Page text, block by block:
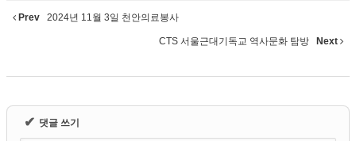
Prev 2024년 11월 3일 천안의료봉사
CTS 서울근대기독교 역사문화 탐방 Next
✔ 댓글 쓰기